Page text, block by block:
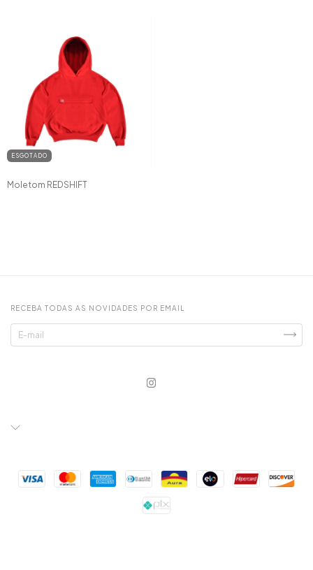
ESGOTADO
Moletom REDSHIFT
RECEBA TODAS AS NOVIDADES POR EMAIL